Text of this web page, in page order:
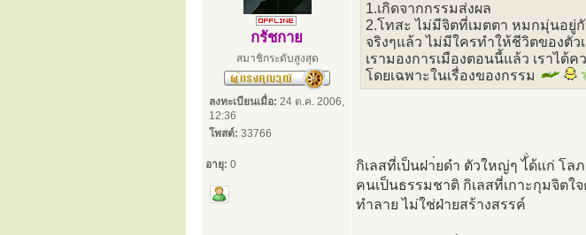
กรัชกาย
สมาชิกระดับสูงสุด
ลงทะเบียนเมื่อ: 24 ต.ค. 2006,
12:36
โพสต์: 33766
อายุ: 0
1.เกิดจากกรรมส่งผล
2.โทสะ ไม่มีจิตที่เมตตา หมกมุ่นอยู่
จริงๆแล้ว ไม่มีใครทำให้ชีวิตของตัว
เรามองการเมืองตอนนี้แล้ว เราได้
โดยเฉพาะในเรื่องของกรรม
กิเลสที่เป็นฝา่ยดำ ตัวใหญ่ๆ ไ้่ด้แก่ โ
คนเป็นธรรมชาติ กิเลสที่เกาะกุมจิตใ
ทำลาย ไม่ใช่ฝ่ายสร้างสรรค์